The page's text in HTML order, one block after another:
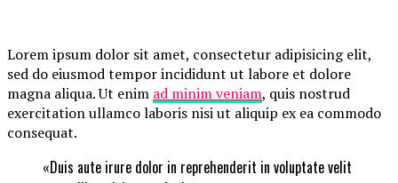
Lorem ipsum dolor sit amet, consectetur adipisicing elit,
sed do eiusmod tempor incididunt ut labore et dolore
magna aliqua. Ut enim ad minim veniam, quis nostrud
exercitation ullamco laboris nisi ut aliquip ex ea commodo
consequat.
«Duis aute irure dolor in reprehenderit in voluptate velit